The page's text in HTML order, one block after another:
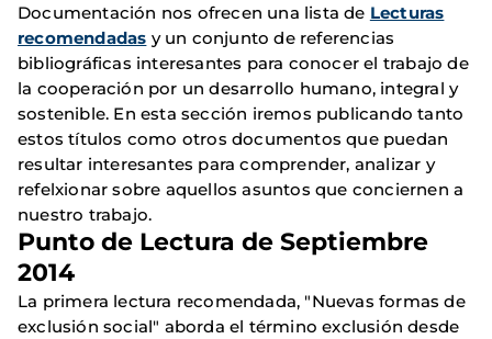
Documentación nos ofrecen una lista de Lecturas
recomendadas y un conjunto de referencias
bibliográficas interesantes para conocer el trabajo de
la cooperación por un desarrollo humano, integral y
sostenible. En esta sección iremos publicando tanto
estos títulos como otros documentos que puedan
resultar interesantes para comprender, analizar y
refelxionar sobre aquellos asuntos que conciernen a
nuestro trabajo.
Punto de Lectura de Septiembre
2014
La primera lectura recomendada, "Nuevas formas de
exclusión social" aborda el término exclusión desde